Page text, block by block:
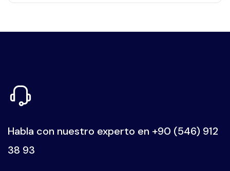
Habla con nuestro experto en +90 (546) 912
38 93